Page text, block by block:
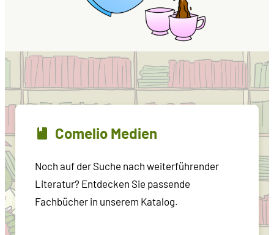
Comelio Medien
Noch auf der Suche nach weiterführender
Literatur? Entdecken Sie passende
Fachbücher in unserem Katalog.